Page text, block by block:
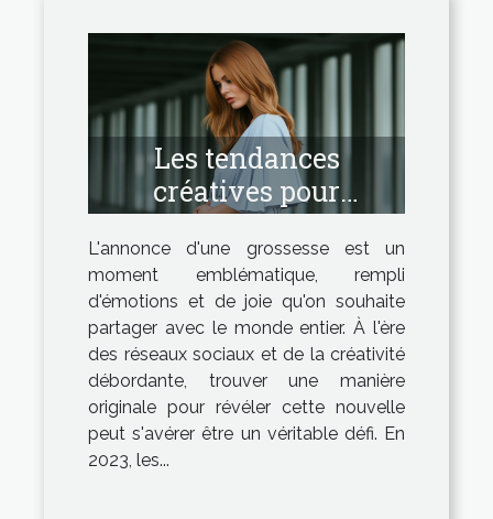
Les tendances
créatives pour
annoncer une
grossesse en 2023
L'annonce d'une grossesse est un
moment emblématique, rempli
d'émotions et de joie qu'on souhaite
partager avec le monde entier. À l'ère
des réseaux sociaux et de la créativité
débordante, trouver une manière
originale pour révéler cette nouvelle
peut s'avérer être un véritable défi. En
2023, les...